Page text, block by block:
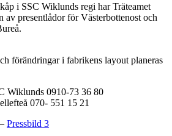
i SSC Wiklunds regi har Träteamet
av presentlådor för Västerbottenost och
förändringar i fabrikens layout planeras
Wiklunds 0910-73 36 80
070- 551 15 21
– Pressbild 3